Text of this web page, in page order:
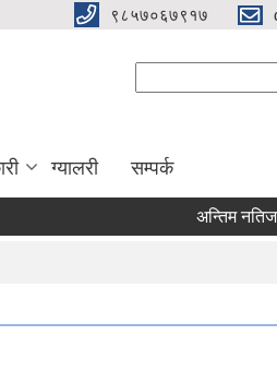
९८५७०६७९१७
ग्यालरी सम्पर्क
अन्तिम नतिजा